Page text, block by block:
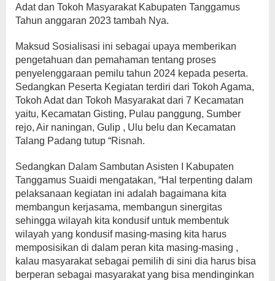
Adat dan Tokoh Masyarakat Kabupaten Tanggamus
Tahun anggaran 2023 tambah Nya.
Maksud Sosialisasi ini sebagai upaya memberikan
pengetahuan dan pemahaman tentang proses
penyelenggaraan pemilu tahun 2024 kepada peserta.
Sedangkan Peserta Kegiatan terdiri dari Tokoh Agama,
Tokoh Adat dan Tokoh Masyarakat dari 7 Kecamatan
yaitu, Kecamatan Gisting, Pulau panggung, Sumber
rejo, Air naningan, Gulip , Ulu belu dan Kecamatan
Talang Padang tutup “Risnah.
Sedangkan Dalam Sambutan Asisten I Kabupaten
Tanggamus Suaidi mengatakan, “Hal terpenting dalam
pelaksanaan kegiatan ini adalah bagaimana kita
membangun kerjasama, membangun sinergitas
sehingga wilayah kita kondusif untuk membentuk
wilayah yang kondusif masing-masing kita harus
memposisikan di dalam peran kita masing-masing ,
kalau masyarakat sebagai pemilih di sini dia harus bisa
berperan sebagai masyarakat yang bisa mendinginkan